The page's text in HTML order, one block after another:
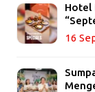
Hotel
16